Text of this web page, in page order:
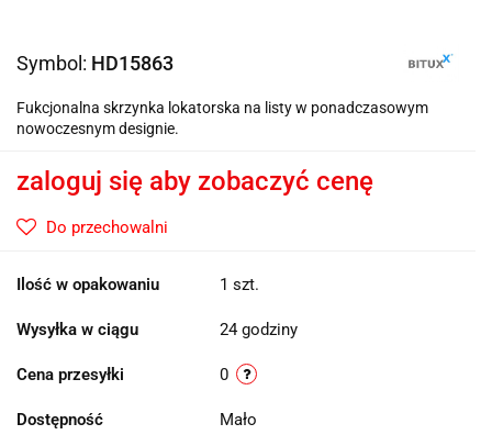
Symbol: HD15863
Fukcjonalna skrzynka lokatorska na listy w ponadczasowym
nowoczesnym designie.
zaloguj się aby zobaczyć cenę
Do przechowalni
Ilość w opakowaniu 1 szt.
Wysyłka w ciągu 24 godziny
Cena przesyłki 0
Dostępność Mało